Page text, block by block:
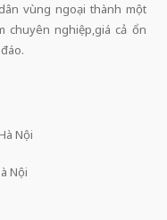
vùng ngoại thành một
chuyên nghiệp,giá cả ổn
Nội
Nội